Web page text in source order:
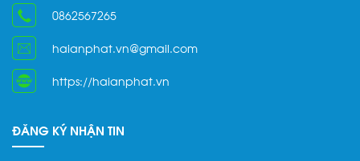
0862567265
haianphat.vn@gmail.com
https://haianphat.vn
ĐĂNG KÝ NHẬN TIN